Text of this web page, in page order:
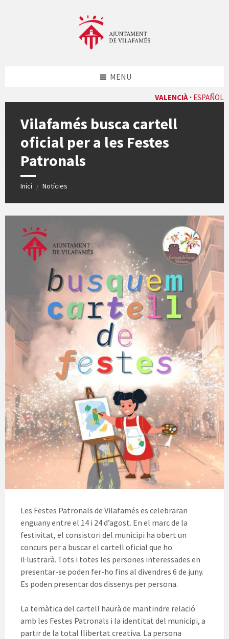
VALENCIÀ ESPAÑOL
MENU
Vilafamés busca cartell
oficial per a les Festes
Patronals
Inici / Notícies
Les Festes Patronals de Vilafamés es celebraran
enguany entre el 14 i 24 d’agost. En el marc de la
festivitat, el consistori del municipi ha obert un
concurs per a buscar el cartell oficial que ho
il·lustrarà. Tots i totes les persones interessades en
presentar-se poden fer-ho fins al divendres 6 de juny.
Es poden presentar dos dissenys per persona.
La temàtica del cartell haurà de mantindre relació
amb les Festes Patronals i la identitat del municipi, a
partir de la total llibertat creativa. La persona